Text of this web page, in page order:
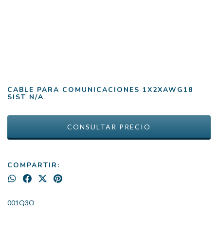
CABLE PARA COMUNICACIONES 1X2XAWG18
SIST N/A
COMPARTIR:
001Q3O